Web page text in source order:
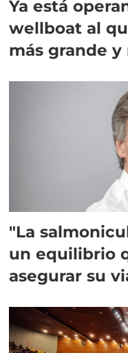
Ya está
wellboat al
más grande
"La
un equilibrio
asegurar su